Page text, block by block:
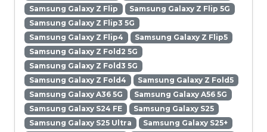
Samsung Galaxy Z Flip
Samsung Galaxy Z Flip 5G
Samsung Galaxy Z Flip3 5G
Samsung Galaxy Z Flip4
Samsung Galaxy Z Flip5
Samsung Galaxy Z Fold2 5G
Samsung Galaxy Z Fold3 5G
Samsung Galaxy Z Fold4
Samsung Galaxy Z Fold5
Samsung Galaxy A36 5G
Samsung Galaxy A56 5G
Samsung Galaxy S24 FE
Samsung Galaxy S25
Samsung Galaxy S25 Ultra
Samsung Galaxy S25+